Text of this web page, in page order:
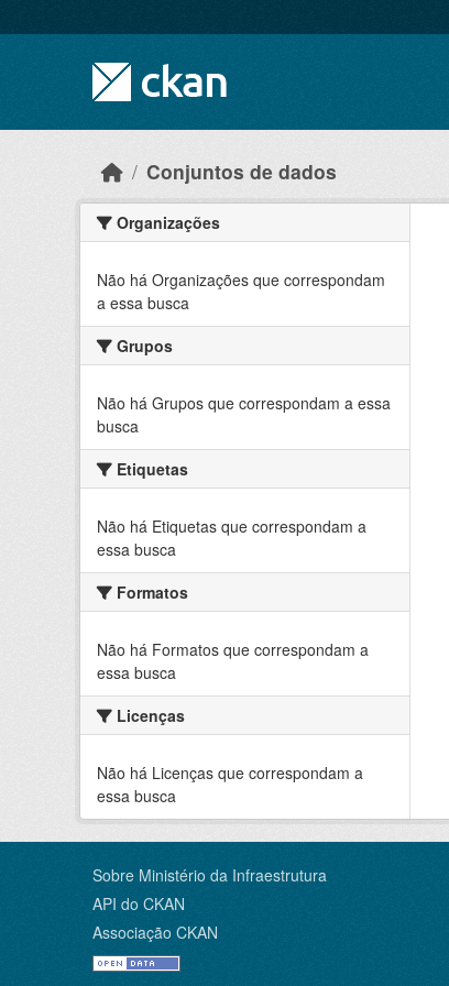
Conjuntos de dados
Organizações
Não há Organizações que correspondam
a essa busca
Grupos
Não há Grupos que correspondam a essa
busca
Etiquetas
Não há Etiquetas que correspondam a
essa busca
Formatos
Não há Formatos que correspondam a
essa busca
Licenças
Não há Licenças que correspondam a
essa busca
Sobre Ministério da Infraestrutura
API do CKAN
Associação CKAN